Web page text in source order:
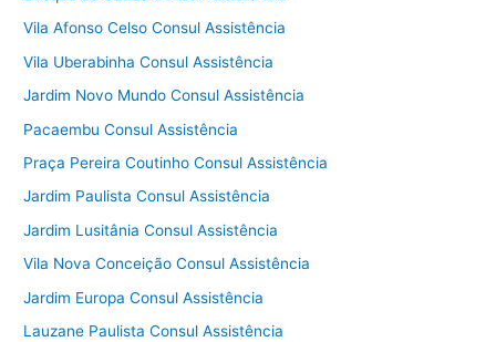
Vila Afonso Celso Consul Assistência
Vila Uberabinha Consul Assistência
Jardim Novo Mundo Consul Assistência
Pacaembu Consul Assistência
Praça Pereira Coutinho Consul Assistência
Jardim Paulista Consul Assistência
Jardim Lusitânia Consul Assistência
Vila Nova Conceição Consul Assistência
Jardim Europa Consul Assistência
Lauzane Paulista Consul Assistência